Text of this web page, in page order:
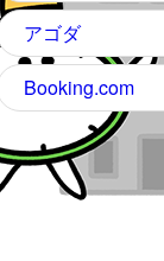
アゴダ
Booking.com